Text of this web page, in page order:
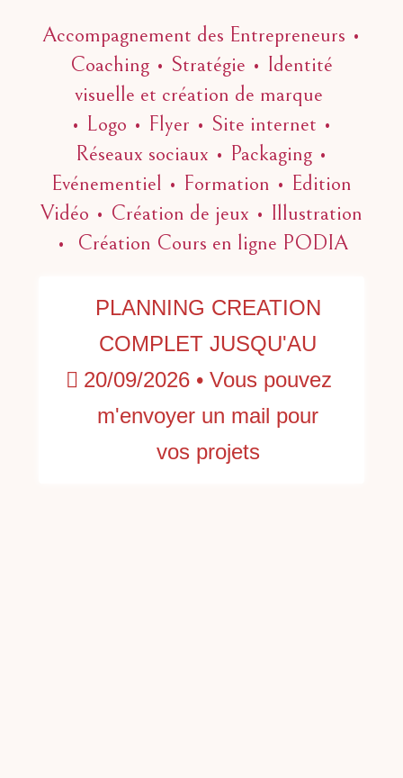
Accompagnement des Entrepreneurs •
Coaching • Stratégie • Identité
visuelle et création de marque
• Logo • Flyer • Site internet •
Réseaux sociaux • Packaging •
Evénementiel • Formation • Edition
Vidéo • Création de jeux • Illustration
• Création Cours en ligne PODIA
PLANNING CREATION
COMPLET JUSQU'AU
20/09/2026 • Vous pouvez
m'envoyer un mail pour
vos projets